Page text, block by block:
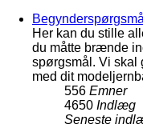
Begynderspørgsmål
Her kan du stille
du måtte brænde
spørgsmål. Vi skal
med dit
556 Emner
4650 Indlæg
Seneste